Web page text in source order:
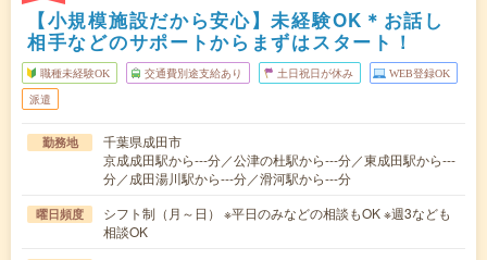
【小規模施設だから安心】未経験OK＊お話し
相手などのサポートからまずはスタート！
職種未経験OK 交通費別途支給あり 土日祝日が休み WEB登録OK
派遣
勤務地
千葉県成田市
京成成田駅から---分／公津の杜駅から---分／東成田駅から---
分／成田湯川駅から---分／滑河駅から---分
曜日頻度
シフト制（月～日） ※平日のみなどの相談もOK ※週3なども
相談OK